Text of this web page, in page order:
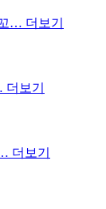
… 더보기
더보기
더보기